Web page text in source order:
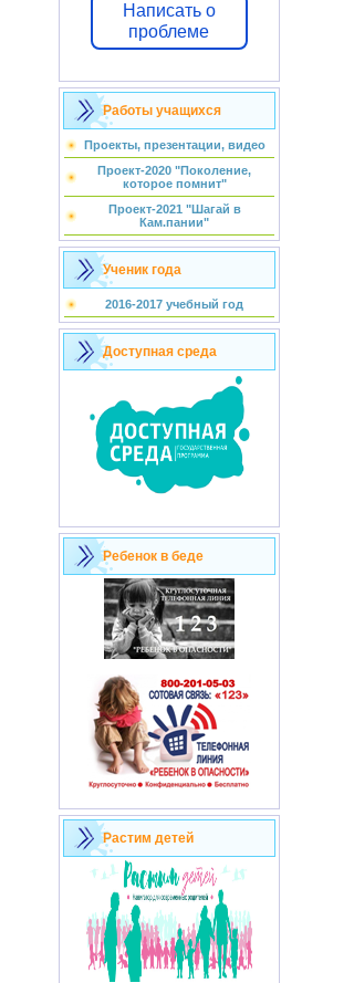
Написать о
проблеме
Работы учащихся
Проекты, презентации, видео
Проект-2020 "Поколение,
которое помнит"
Проект-2021 "Шагай в
Кам.пании"
Ученик года
2016-2017 учебный год
Доступная среда
Ребенок в беде
Растим детей